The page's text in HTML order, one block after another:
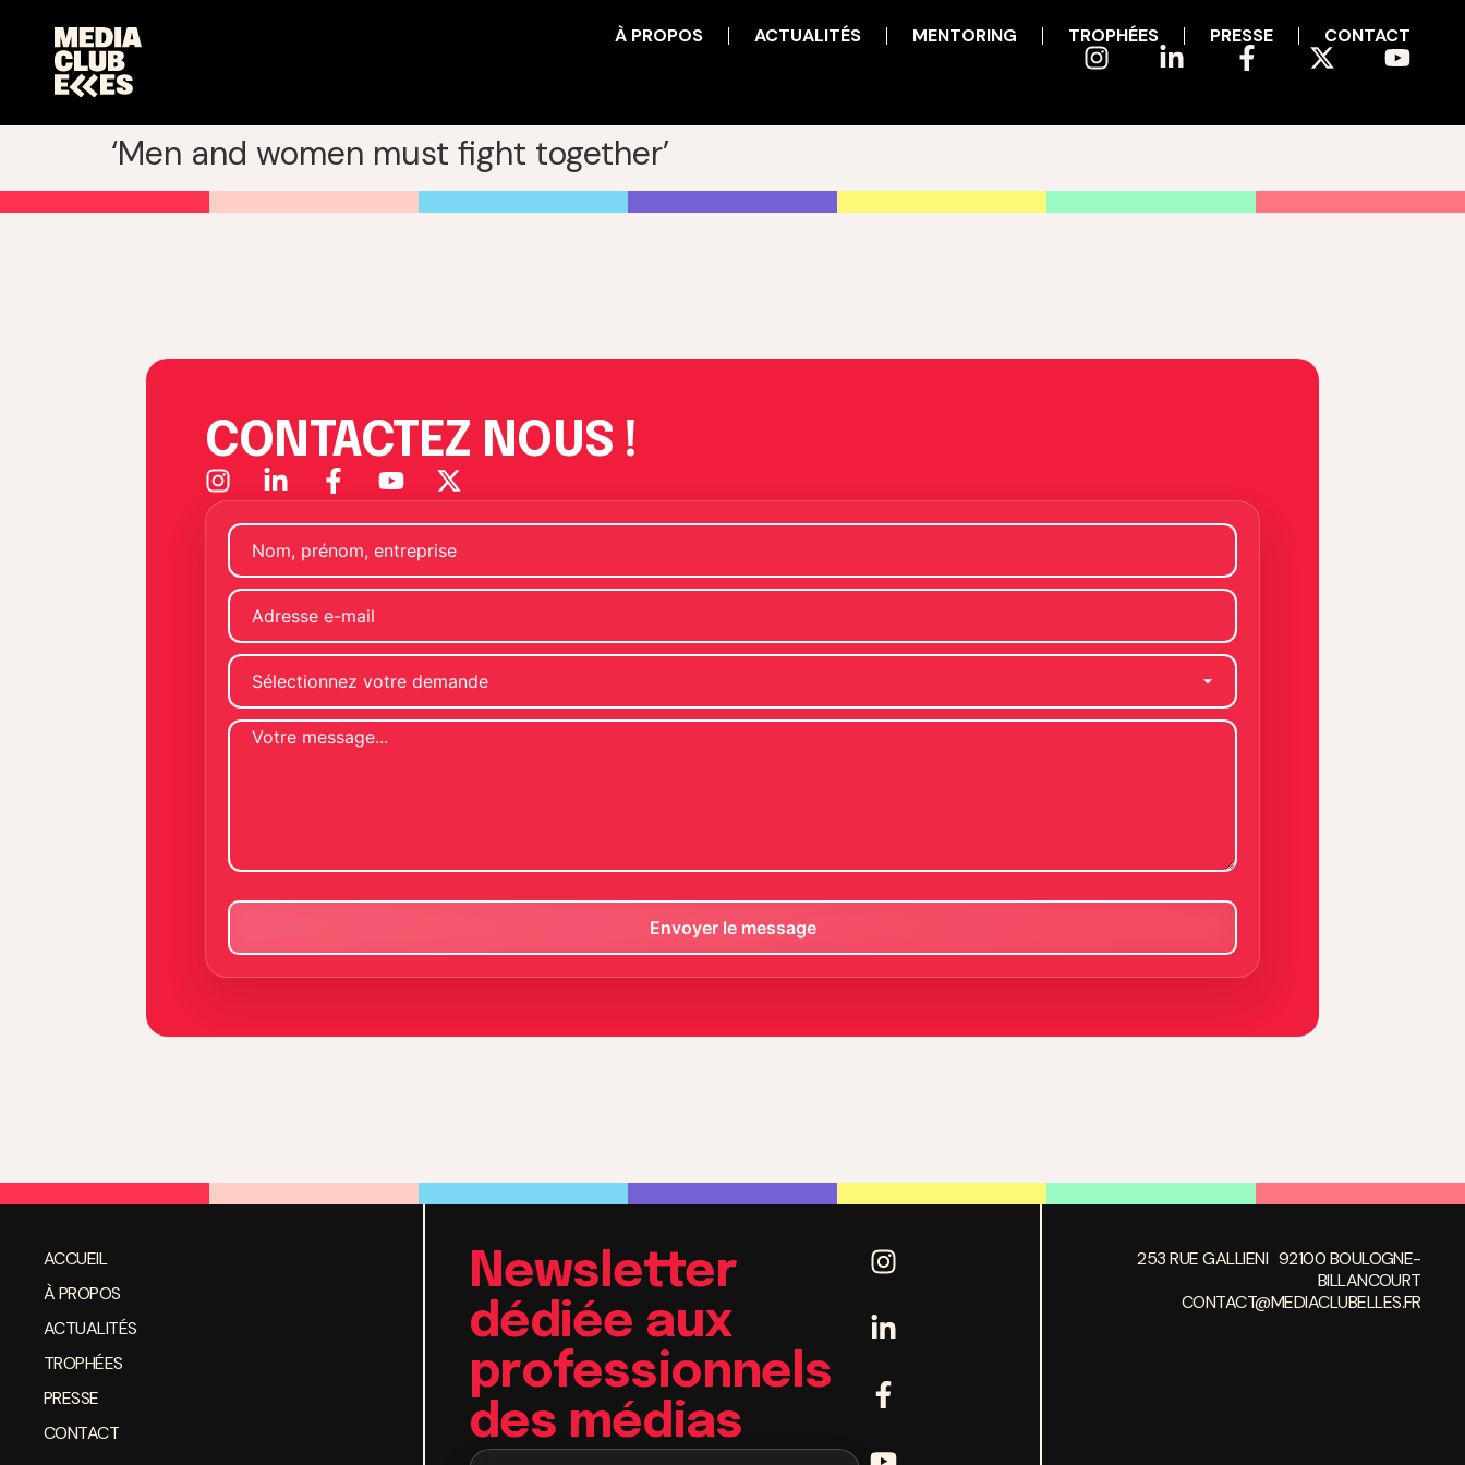
À PROPOS ACTUALITÉS MENTORING TROPHÉES PRESSE CONTACT
‘Men and women must fight together’
CONTACTEZ NOUS !
ACCUEIL
À PROPOS
ACTUALITÉS
TROPHÉES
PRESSE
CONTACT
Newsletter
dédiée aux
professionnels
des médias
253 RUE GALLIENI 92100 BOULOGNE-
BILLANCOURT
CONTACT@MEDIACLUBELLES.FR